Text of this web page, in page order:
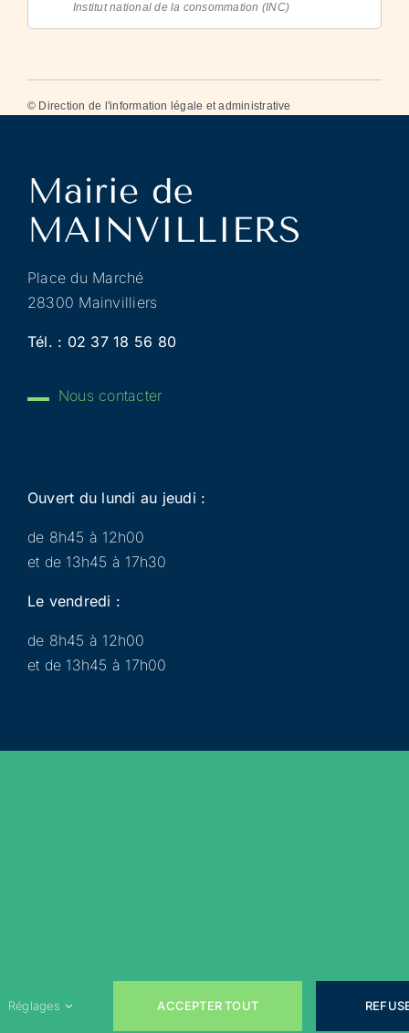
Institut national de la consommation (INC)
© Direction de l'information légale et administrative
Place du Marché
28300 Mainvilliers
Tél. : 02 37 18 56 80
Nous contacter
Ouvert du lundi au jeudi :
de 8h45 à 12h00
et de 13h45 à 17h30
Le vendredi :
de 8h45 à 12h00
et de 13h45 à 17h00
Réglages ACCEPTER TOUT